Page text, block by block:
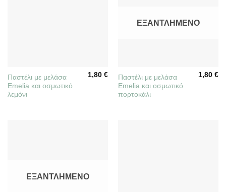
Παστέλι με μελάσα
Emelia και οσμωτικό
λεμόνι
1,80€
ΕΞΑΝΤΛΗΜΈΝΟ
Παστέλι με μελάσα
Emelia και οσμωτικό
πορτοκάλι
1,80€
ΕΞΑΝΤΛΗΜΈΝΟ